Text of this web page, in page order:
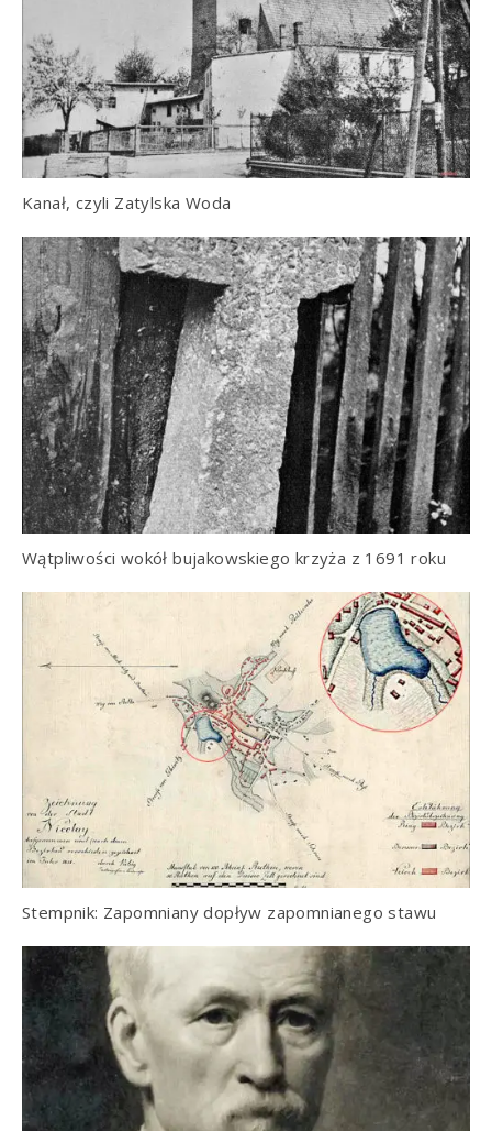
Kanał, czyli Zatylska Woda
Wątpliwości wokół bujakowskiego krzyża z 1691 roku
Stempnik: Zapomniany dopływ zapomnianego stawu